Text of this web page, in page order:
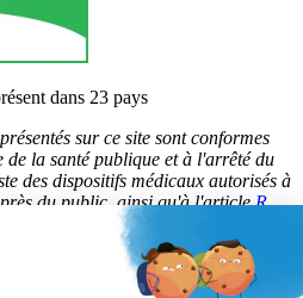
dans 23 pays
sur ce site sont conformes
de la santé publique et à l'arrêté du
des dispositifs médicaux autorisés à
du public, ainsi qu'à l'articleR
Par conséquent, ils peuvent
accessibles au public.
réservés.